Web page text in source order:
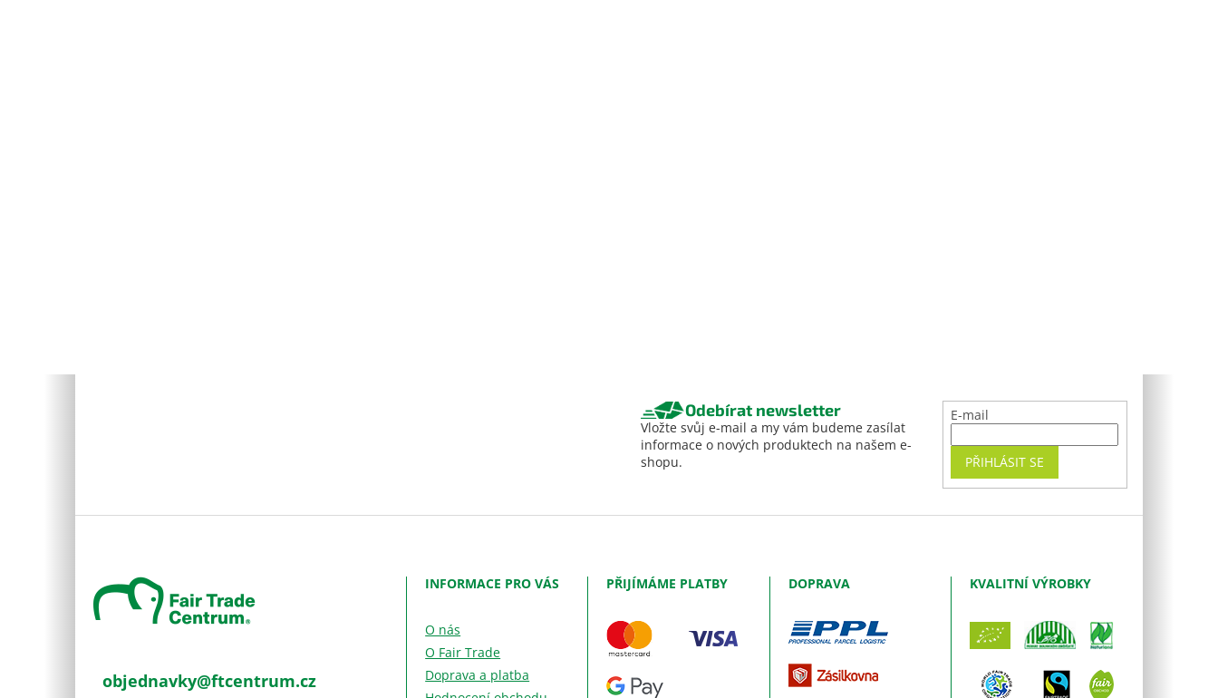
Odebírat newsletter
Vložte svůj e-mail a my vám budeme zasílat
informace o nových produktech na našem e-
shopu.
E-mail
PŘIHLÁSIT SE
objednavky@ftcentrum.cz
INFORMACE PRO VÁS
O nás
O Fair Trade
Doprava a platba
PŘIJÍMÁME PLATBY DOPRAVA KVALITNÍ VÝROBKY